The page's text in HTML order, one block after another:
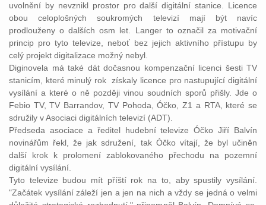
uvolnění by nevznikl prostor pro další digitální stanice. Licence
obou celoplošných soukromých televizí mají být navíc
prodlouženy o dalších osm let. Langer to označil za motivační
princip pro tyto televize, neboť bez jejich aktivního přístupu by
celý projekt digitalizace možný nebyl.
Diginovela má také dát dočasnou kompenzační licenci šesti TV
stanicím, které minulý rok získaly licence pro nastupující digitální
vysílání a které o ně později vinou soudních sporů přišly. Jde o
Febio TV, TV Barrandov, TV Pohoda, Óčko, Z1 a RTA, které se
sdružily v Asociaci digitálních televizí (ADT).
Předseda asociace a ředitel hudební televize Óčko Jiří Balvín
novinářům řekl, že jak sdružení, tak Óčko vítají, že byl učiněn
další krok k prolomení zablokovaného přechodu na pozemní
digitální vysílání.
Tyto televize budou mít příští rok na to, aby spustily vysílání.
"Začátek vysílání záleží jen a jen na nich a vždy se jedná o velmi